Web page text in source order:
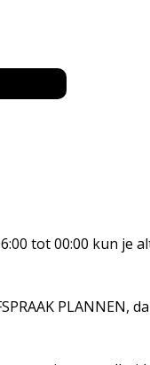
tot 00:00 kun
PLANNEN,